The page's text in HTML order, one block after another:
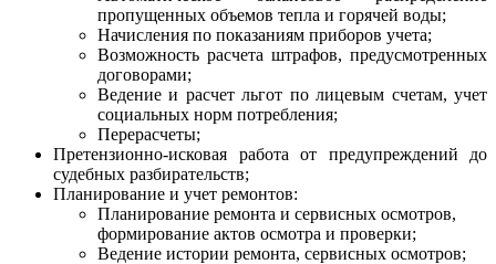
пропущенных объемов тепла и горячей воды;
Начисления по показаниям приборов учета;
Возможность расчета штрафов, предусмотренных
договорами;
Ведение и расчет льгот по лицевым счетам, учет
социальных норм потребления;
Перерасчеты;
Претензионно-исковая работа от предупреждений до
судебных разбирательств;
Планирование и учет ремонтов:
Планирование ремонта и сервисных осмотров,
формирование актов осмотра и проверки;
Ведение истории ремонта, сервисных осмотров;